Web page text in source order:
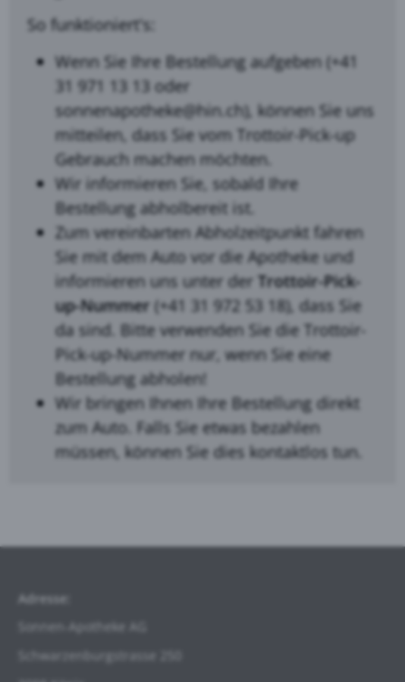
So funktioniert's:
Wenn Sie Ihre Bestellung aufgeben (+41
31 971 13 13oder
sonnenapotheke@hin.ch), können Sie uns
mitteilen, dass Sie vom Trottoir-Pick-up
Gebrauch machen möchten.
Wir informieren Sie, sobald Ihre
Bestellung abholbereit ist.
Zum vereinbarten Abholzeitpunkt fahren
Sie mit dem Auto vor die Apotheke und
informieren uns unter der Trottoir-Pick-
up-Nummer (+41 31 972 53 18), dass Sie
da sind. Bitte verwenden Sie die Trottoir-
Pick-up-Nummer nur, wenn Sie eine
Bestellung abholen!
Wir bringen Ihnen Ihre Bestellung direkt
zum Auto. Falls Sie etwas bezahlen
müssen, können Sie dies kontaktlos tun.
Adresse:
Sonnen-Apotheke AG
Schwarzenburgstrasse